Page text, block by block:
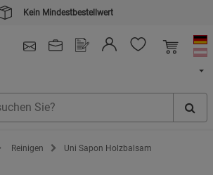
Online-Shop
Reinigen Uni Sapon Holzbalsam